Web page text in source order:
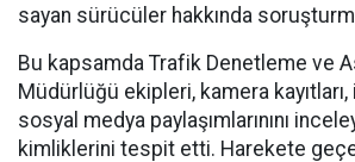
sayan sürücüler hakkında
Bu kapsamda Trafik Denetleme ve
Müdürlüğü ekipleri, kamera
sosyal medya paylaşımlarınını
kimliklerini tespit etti. Harekete